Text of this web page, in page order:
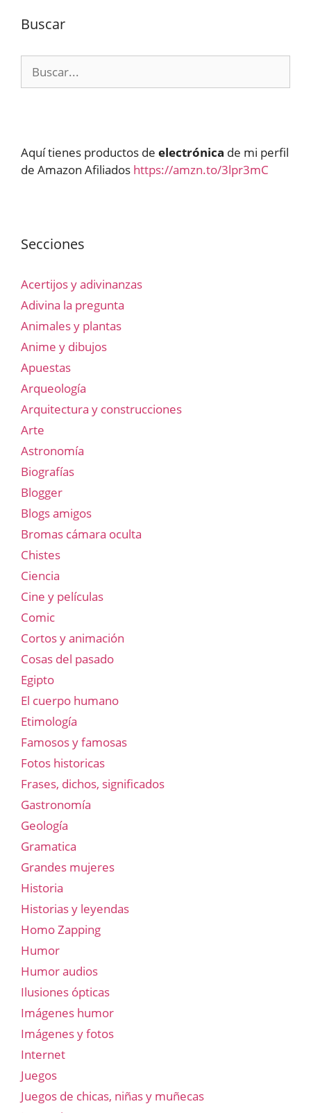
Buscar
Aquí tienes productos de electrónica de mi perfil
de Amazon Afiliados https://amzn.to/3lpr3mC
Secciones
Acertijos y adivinanzas
Adivina la pregunta
Animales y plantas
Anime y dibujos
Apuestas
Arqueología
Arquitectura y construcciones
Arte
Astronomía
Biografías
Blogger
Blogs amigos
Bromas cámara oculta
Chistes
Ciencia
Cine y películas
Comic
Cortos y animación
Cosas del pasado
Egipto
El cuerpo humano
Etimología
Famosos y famosas
Fotos historicas
Frases, dichos, significados
Gastronomía
Geología
Gramatica
Grandes mujeres
Historia
Historias y leyendas
Homo Zapping
Humor
Humor audios
Ilusiones ópticas
Imágenes humor
Imágenes y fotos
Internet
Juegos
Juegos de chicas, niñas y muñecas